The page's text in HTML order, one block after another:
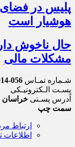
پلیس در
هوشیار است
حال ناخوش
مشکلات مالی
شـماره تمـاس 056-32222014
پسـت الـکترونیـکی
آدرس پسـتی
سمت چپ
ارتباط
اطلاعات